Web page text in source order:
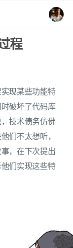
程
现某些功能特
破坏了代码库
技术债务仿佛
们不太想听，
，在下次提出
们实现这些特